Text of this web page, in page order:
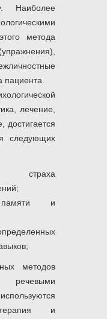
Наиболее
метода
лечение,
достигается
следующих
страха
памяти и
методов
и